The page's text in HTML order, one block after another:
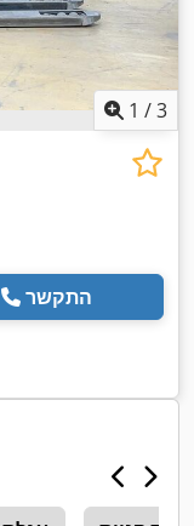
1 /3
התקשר